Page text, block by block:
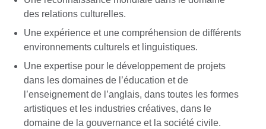
des relations culturelles.
Une expérience et une compréhension de différents
environnements culturels et linguistiques.
Une expertise pour le développement de projets
dans les domaines de l’éducation et de
l’enseignement de l’anglais, dans toutes les formes
artistiques et les industries créatives, dans le
domaine de la gouvernance et la société civile.